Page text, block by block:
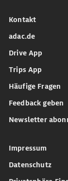
Kontakt
adac.de
Drive App
Trips App
Häufige Fragen
Feedback geben
Newsletter
Impressum
Datenschutz